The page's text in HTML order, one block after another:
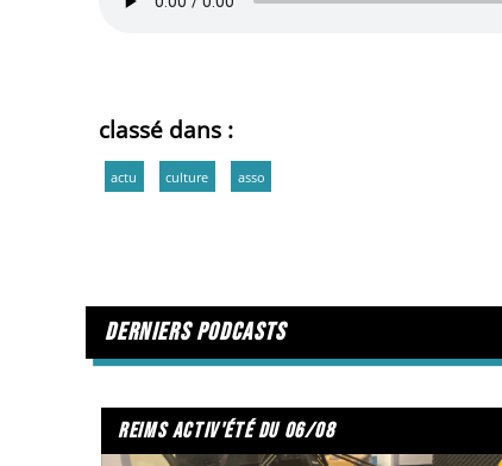
classé dans :
actu culture asso
derniers podcasts
reims activ'été du 06/08